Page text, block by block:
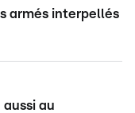
armés interpellés
au